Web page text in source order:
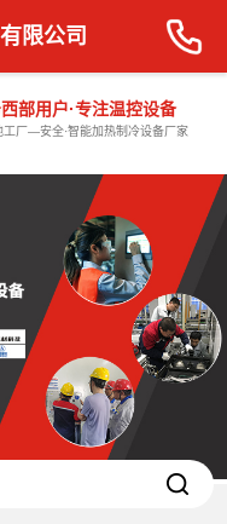
部用户·专注温控设备
工厂—安全·智能加热制冷设备厂家
限公司